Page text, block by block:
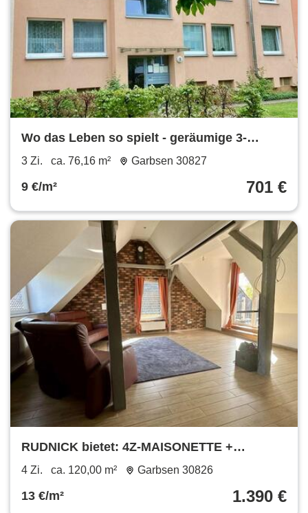
Wo das Leben so spielt - geräumige 3-
Zimmer-Wohnung mit Balkon
3 Zi. ca. 76,16 m² Garbsen 30827
9 €/m² 701 €
RUDNICK bietet: 4Z-MAISONETTE +
BALKON + GARTEN im schönen Schloß
4 Zi. ca. 120,00 m² Garbsen 30826
13 €/m² 1.390 €